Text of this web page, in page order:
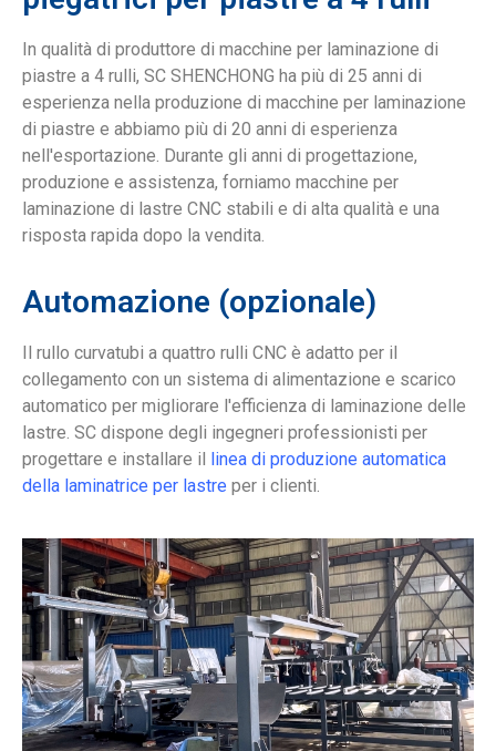
In qualità di produttore di macchine per laminazione di
piastre a 4 rulli, SC SHENCHONG ha più di 25 anni di
esperienza nella produzione di macchine per laminazione
di piastre e abbiamo più di 20 anni di esperienza
nell'esportazione. Durante gli anni di progettazione,
produzione e assistenza, forniamo macchine per
laminazione di lastre CNC stabili e di alta qualità e una
risposta rapida dopo la vendita.
Automazione (opzionale)
Il rullo curvatubi a quattro rulli CNC è adatto per il
collegamento con un sistema di alimentazione e scarico
automatico per migliorare l'efficienza di laminazione delle
lastre. SC dispone degli ingegneri professionisti per
progettare e installare il
linea di produzione automatica
della laminatrice per lastre per i clienti.